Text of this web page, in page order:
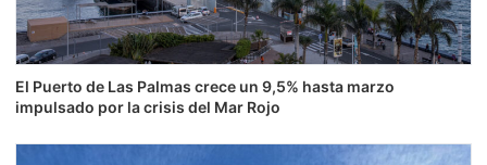
El Puerto de Las Palmas crece un 9,5% hasta marzo
impulsado por la crisis del Mar Rojo